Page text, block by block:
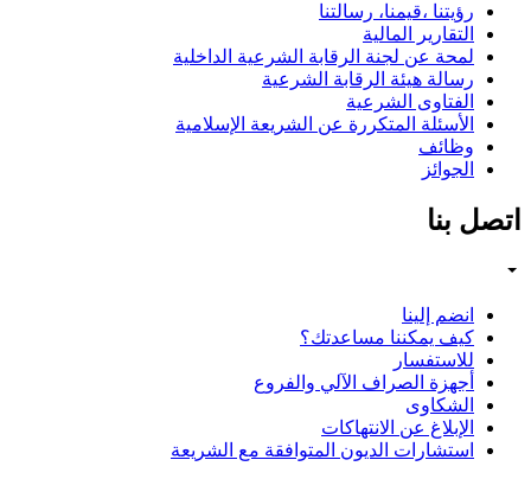
رؤيتنا ،قيمنا، رسالتنا
التقارير المالية
لمحة عن لجنة الرقابة الشرعية الداخلية
رسالة هيئة الرقابة الشرعية
الفتاوى الشرعية
الأسئلة المتكررة عن الشريعة الإسلامية
وظائف
الجوائز
اتصل بنا
انضم إلينا
كيف يمكننا مساعدتك؟
للاستفسار
أجهزة الصراف الآلي والفروع
الشكاوى
الإبلاغ عن الانتهاكات
استشارات الديون المتوافقة مع الشريعة